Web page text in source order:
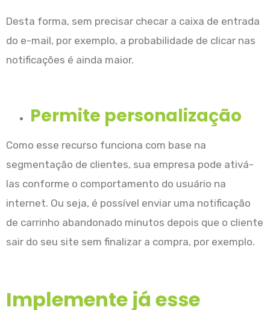
Desta forma, sem precisar checar a caixa de entrada
do e-mail, por exemplo, a probabilidade de clicar nas
notificações é ainda maior.
Permite personalização
Como esse recurso funciona com base na
segmentação de clientes, sua empresa pode ativá-
las conforme o comportamento do usuário na
internet. Ou seja, é possível enviar uma notificação
de carrinho abandonado minutos depois que o cliente
sair do seu site sem finalizar a compra, por exemplo.
Implemente já esse